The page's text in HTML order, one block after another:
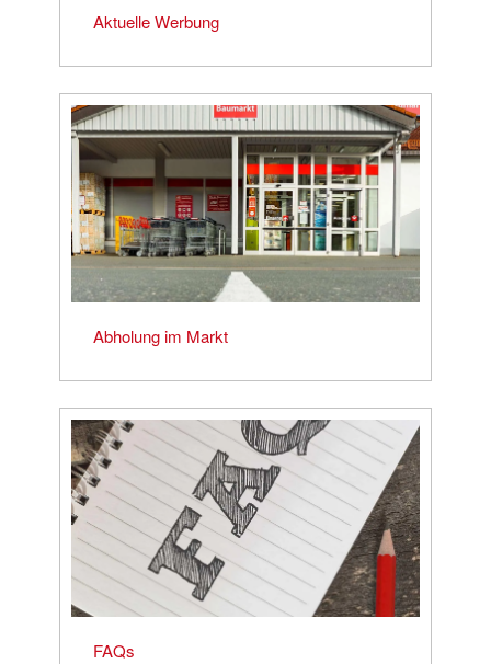
Aktuelle Werbung
Abholung im Markt
FAQs